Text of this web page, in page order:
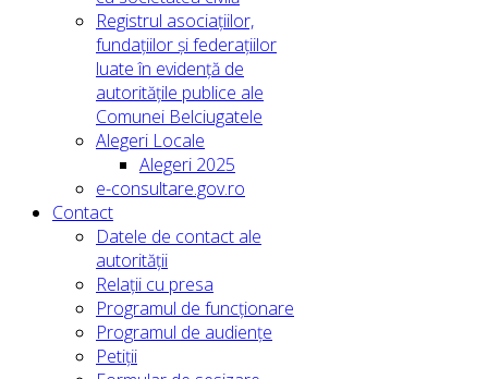
Registrul asociațiilor,
fundațiilor și federațiilor
luate în evidență de
autoritățile publice ale
Comunei Belciugatele
Alegeri Locale
Alegeri 2025
e-consultare.gov.ro
Contact
Datele de contact ale
autorității
Relații cu presa
Programul de funcționare
Programul de audiențe
Petiții